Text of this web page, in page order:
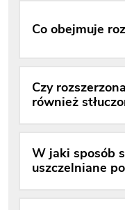
Co obejmuje
Czy
również
W jaki sposób
uszczelniane